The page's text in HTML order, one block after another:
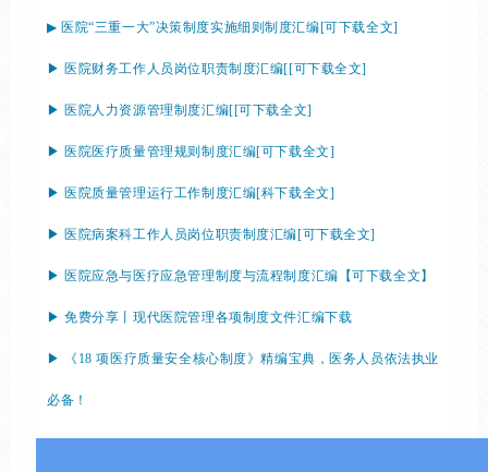
▶医院“三重一大”决策制度实施细则制度汇编[可下载全文]
▶ 医院财务工作人员岗位职责制度汇编[[可下载全文]
▶ 医院人力资源管理制度汇编[[可下载全文]
▶ 医院医疗质量管理规则制度汇编[可下载全文]
▶ 医院质量管理运行工作制度汇编[科下载全文]
▶医院病案科工作人员岗位职责制度汇编[可下载全文]
▶医院应急与医疗应急管理制度与流程制度汇编【可下载全文】
▶ 免费分享丨现代医院管理各项制度文件汇编下载
▶ 《18 项医疗质量安全核心制度》精编宝典，医务人员依法执业
必备！